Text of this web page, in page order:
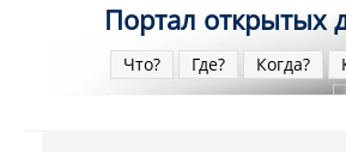
Портал открытых
Что? Где? Когда?